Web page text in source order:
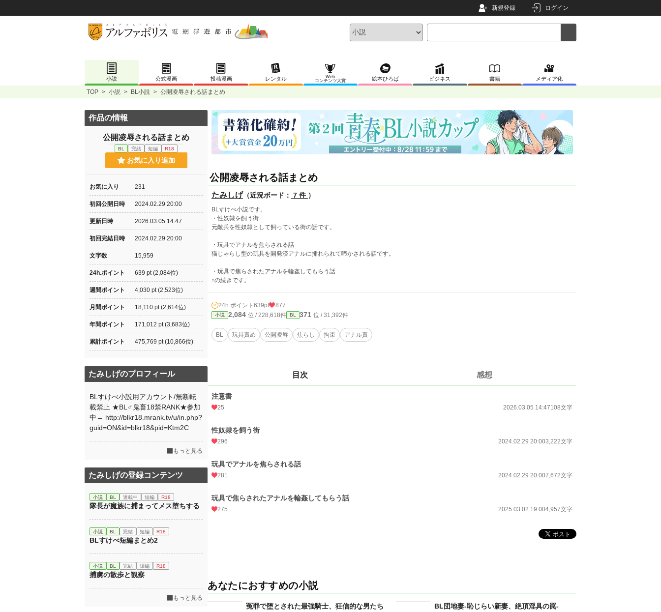
新規登録 ログイン
小説 公式漫画 投稿漫画 レンタル
Web
コンテンツ大賞
絵本ひろば ビジネス 書籍 メディア化
TOP > 小説 > BL小説 > 公開凌辱される話まとめ
公開凌辱される話まとめ
たみしげ（近況ボード： 7 件 ）
BLすけべ小説です。
・性奴隷を飼う街
元敵兵を性奴隷として飼っている街の話です。
・玩具でアナルを焦らされる話
猫じゃらし型の玩具を開発済アナルに挿れられて啼かされる話です。
・玩具で焦らされたアナルを輪姦してもらう話
↑の続きです。
24h.ポイント 639pt 877
小説 2,084 位 / 228,618件 BL 371 位 / 31,392件
BL 玩具責め 公開凌辱 焦らし 拘束 アナル責
目次 感想
注意書
25 2026.03.05 14:47108文字
性奴隷を飼う街
296 2024.02.29 20:003,222文字
玩具でアナルを焦らされる話
281 2024.02.29 20:007,672文字
玩具で焦らされたアナルを輪姦してもらう話
275 2025.03.02 19:004,957文字
あなたにおすすめの小説
冤罪で堕とされた最強騎士、狂信的な男たち
BL団地妻-恥じらい新妻、絶頂淫具の罠-
作品の情報
公開凌辱される話まとめ
BL 完結 短編 R18
お気に入り追加
お気に入り 231
初回公開日時 2024.02.29 20:00
更新日時 2026.03.05 14:47
初回完結日時 2024.02.29 20:00
文字数 15,959
24h.ポイント 639 pt (2,084位)
週間ポイント 4,030 pt (2,523位)
月間ポイント 18,110 pt (2,614位)
年間ポイント 171,012 pt (3,683位)
累計ポイント 475,769 pt (10,866位)
たみしげのプロフィール
BLすけべ小説用アカウント/無断転
載禁止 ★BL♂鬼畜18禁RANK★参加
中→ http://blkr18.mrank.tv/u/in.php?
guid=ON&id=blkr18&pid=Ktm2C
もっと見る
たみしげの登録コンテンツ
小説 BL 連載中 短編 R18
隊長が魔族に捕まってメス堕ちする
小説 BL 完結 短編 R18
BLすけべ短編まとめ2
小説 BL 完結 短編 R18
捕虜の散歩と観察
もっと見る